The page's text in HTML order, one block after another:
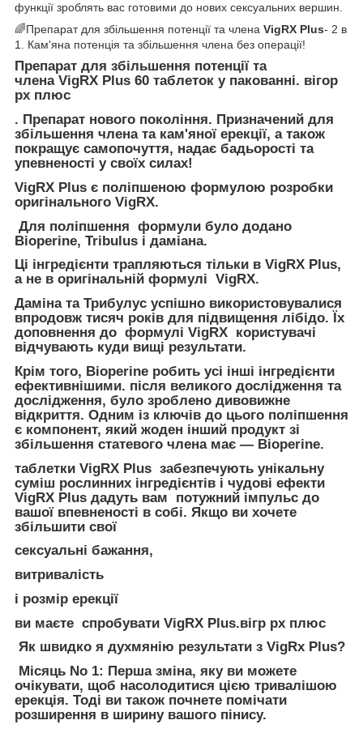
функції зроблять вас готовими до нових сексуальних вершин.
🌈Препарат для збільшення потенції та члена VigRX Plus- 2 в
1. Кам'яна потенція та збільшення члена без операції!
Препарат для збільшення потенції та
члена VigRX Plus 60 таблеток у пакованні. вігор
рх плюс
. Препарат нового покоління. Призначений для
збільшення члена та кам'яної ерекції, а також
покращує самопочуття, надає бадьорості та
упевненості у своїх силах!
VigRX Plus є поліпшеною формулою розробки
оригінального VigRX.
Для поліпшення формули було додано
Bioperine, Tribulus і даміана.
Ці інгредієнти трапляються тільки в VigRX Plus,
а не в оригінальній формулі VigRX.
Даміна та Трибулус успішно використовувалися
впродовж тисяч років для підвищення лібідо. Їх
доповнення до формулі VigRX користувачі
відчувають куди вищі результати.
Крім того, Bioperine робить усі інші інгредієнти
ефективнішими. після великого дослідження та
дослідження, було зроблено дивовижне
відкриття. Одним із ключів до цього поліпшення
є компонент, який жоден інший продукт зі
збільшення статевого члена має — Bioperine.
таблетки VigRX Plus забезпечують унікальну
суміш рослинних інгредієнтів і чудові ефекти
VigRX Plus дадуть вам потужний імпульс до
вашої впевненості в собі. Якщо ви хочете
збільшити свої
сексуальні бажання,
витривалість
і розмір ерекції
ви маєте спробувати VigRX Plus.вігр рх плюс
Як швидко я духмянію результати з VigRx Plus?
Місяць No 1: Перша зміна, яку ви можете
очікувати, щоб насолодитися цією тривалішою
ерекція. Тоді ви також почнете помічати
розширення в ширину вашого пінису.